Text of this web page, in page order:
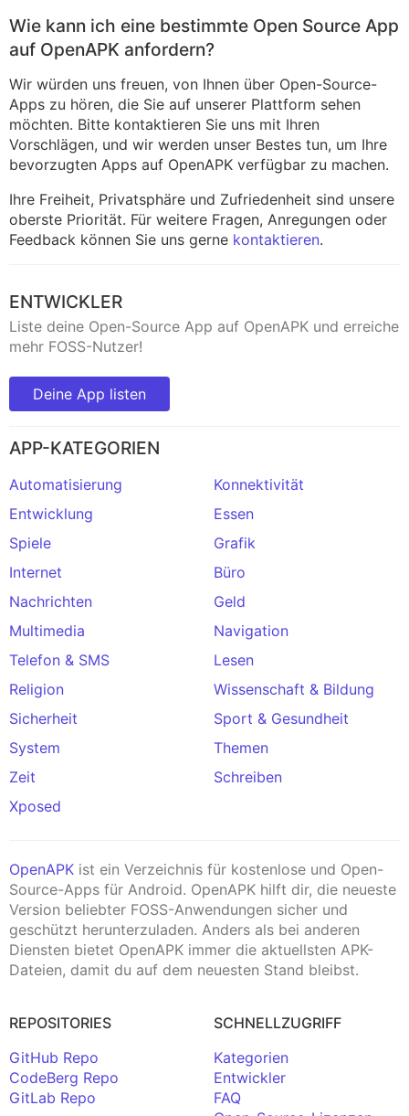
Wie kann ich eine bestimmte Open Source App
auf OpenAPK anfordern?
Wir würden uns freuen, von Ihnen über Open-Source-
Apps zu hören, die Sie auf unserer Plattform sehen
möchten. Bitte kontaktieren Sie uns mit Ihren
Vorschlägen, und wir werden unser Bestes tun, um Ihre
bevorzugten Apps auf OpenAPK verfügbar zu machen.
Ihre Freiheit, Privatsphäre und Zufriedenheit sind unsere
oberste Priorität. Für weitere Fragen, Anregungen oder
Feedback können Sie uns gerne kontaktieren.
ENTWICKLER
Liste deine Open-Source App auf OpenAPK und erreiche
mehr FOSS-Nutzer!
Deine App listen
APP-KATEGORIEN
Automatisierung
Konnektivität
Entwicklung
Essen
Spiele
Grafik
Internet
Büro
Nachrichten
Geld
Multimedia
Navigation
Telefon & SMS
Lesen
Religion
Wissenschaft & Bildung
Sicherheit
Sport & Gesundheit
System
Themen
Zeit
Schreiben
Xposed
OpenAPK ist ein Verzeichnis für kostenlose und Open-
Source-Apps für Android. OpenAPK hilft dir, die neueste
Version beliebter FOSS-Anwendungen sicher und
geschützt herunterzuladen. Anders als bei anderen
Diensten bietet OpenAPK immer die aktuellsten APK-
Dateien, damit du auf dem neuesten Stand bleibst.
REPOSITORIES
GitHub Repo
CodeBerg Repo
GitLab Repo
SCHNELLZUGRIFF
Kategorien
Entwickler
FAQ